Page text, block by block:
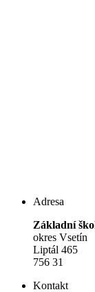
Adresa
Základní
okres Vsetín
Liptál 465
756 31
Kontakt